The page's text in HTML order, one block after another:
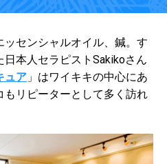
センシャルオイル、鍼。す
本人セラピストSakikoさん
ュア 」はワイキキの中心にあ
もリピーターとして多く訪れ